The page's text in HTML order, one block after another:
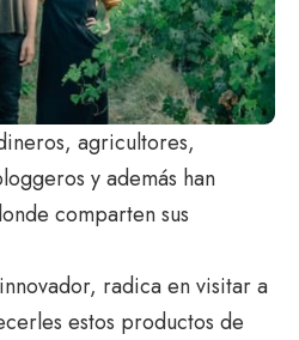
agricultores,
y además han
comparten sus
radica en visitar a
estos productos de